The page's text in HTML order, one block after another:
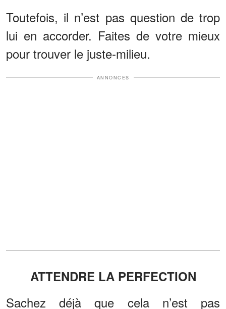
Toutefois, il n’est pas question de trop
lui en accorder. Faites de votre mieux
pour trouver le juste-milieu.
ANNONCES
ATTENDRE LA PERFECTION
Sachez déjà que cela n’est pas